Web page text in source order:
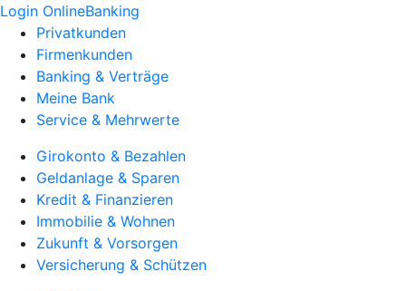
Login OnlineBanking
Privatkunden
Firmenkunden
Banking & Verträge
Meine Bank
Service & Mehrwerte
Girokonto & Bezahlen
Geldanlage & Sparen
Kredit & Finanzieren
Immobilie & Wohnen
Zukunft & Vorsorgen
Versicherung & Schützen